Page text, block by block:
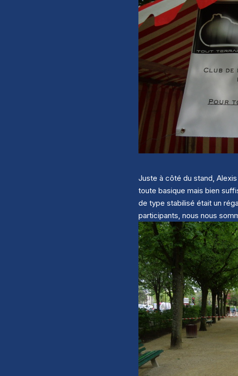
Juste à côté du stand,
toute basique mais bien
de type stabilisé était un
participants, nous nous